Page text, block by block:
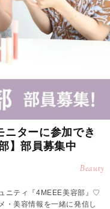
ターに参加でき
】部員募集中
Beauty
ニティ『4MEEE美容部』♡
・美容情報を一緒に発信し